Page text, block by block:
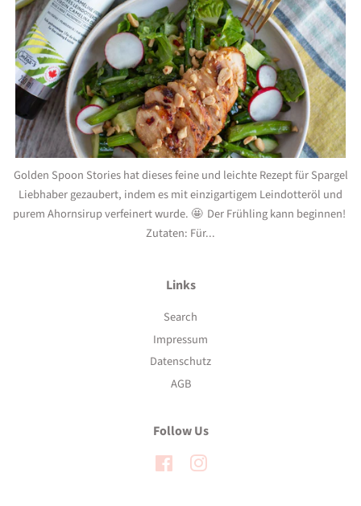
Golden Spoon Stories hat dieses feine und leichte Rezept für Spargel
Liebhaber gezaubert, indem es mit einzigartigem Leindotteröl und
purem Ahornsirup verfeinert wurde. 🤩 Der Frühling kann beginnen!
Zutaten: Für...
Links
Search
Impressum
Datenschutz
AGB
Follow Us
FacebookInstagram